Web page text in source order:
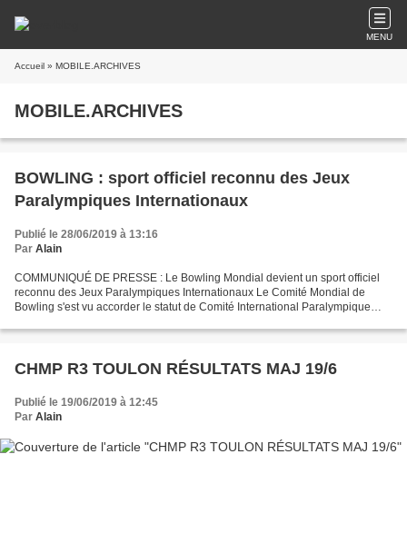
MENU
Accueil » MOBILE.ARCHIVES
MOBILE.ARCHIVES
BOWLING : sport officiel reconnu des Jeux
Paralympiques Internationaux
Publié le 28/06/2019 à 13:16
Par Alain
COMMUNIQUÉ DE PRESSE : Le Bowling Mondial devient un sport officiel
reconnu des Jeux Paralympiques Internationaux Le Comité Mondial de
Bowling s'est vu accorder le statut de Comité International Paralympique
CHMP R3 TOULON RÉSULTATS MAJ 19/6
Publié le 19/06/2019 à 12:45
Par Alain